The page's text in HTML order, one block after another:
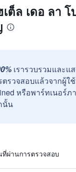
ต็ล เดอ ลา
เรารวบรวมและแ
รวจสอบแล้วจากผู้ใ
หรือพาร์ทเนอร์
นั้น
ผ่านการตรวจสอบ